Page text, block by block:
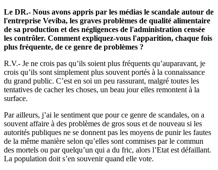
Le DR.- Nous avons appris par les médias le scandale autour de
l'entreprise Veviba, les graves problèmes de qualité alimentaire
de sa production et des négligences de l'administration censée
les contrôler. Comment expliquez-vous l'apparition, chaque fois
plus fréquente, de ce genre de problèmes ?
R.V.- Je ne crois pas qu’ils soient plus fréquents qu’auparavant, je
crois qu’ils sont simplement plus souvent portés à la connaissance
du grand public. C’est en soi un peu rassurant, malgré toutes les
tentatives de cacher les choses, un beau jour elles remontent à la
surface.
Par ailleurs, j’ai le sentiment que pour ce genre de scandales, on a
souvent affaire à des problèmes de gros sous et de nouveau si les
autorités publiques ne se donnent pas les moyens de punir les fautes
de la même manière selon qu’elles sont commises par le commun
des mortels ou par quelqu’un qui a du fric, alors l’Etat est défaillant.
La population doit s’en souvenir quand elle vote.